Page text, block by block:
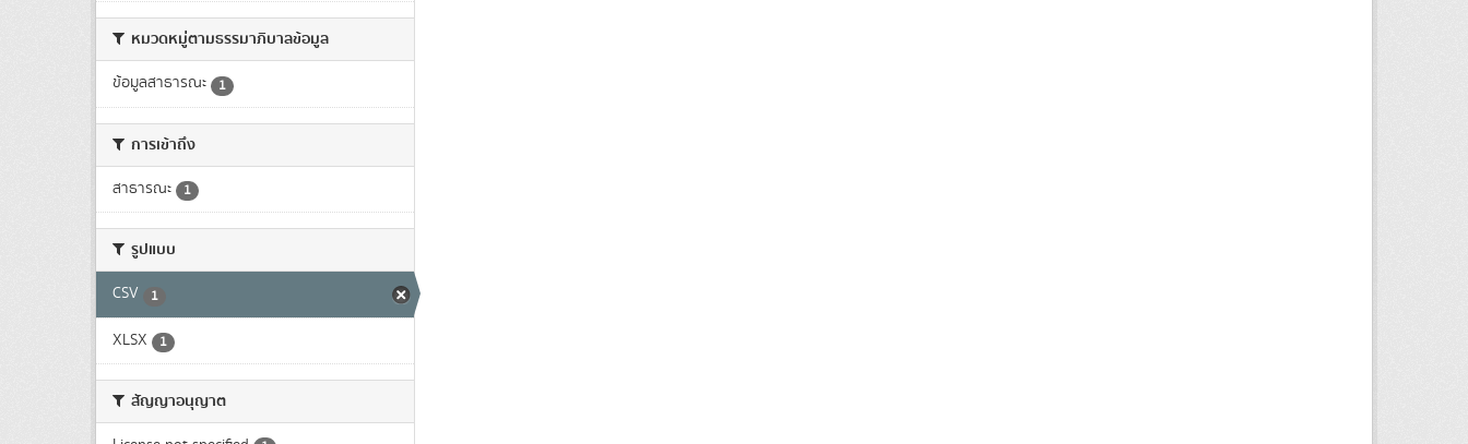
หมวดหมู่ตามธรรมาภิบาลข้อมูล
ข้อมูลสาธารณะ 1
การเข้าถึง
สาธารณะ 1
รูปแบบ
CSV 1
XLSX 1
สัญญาอนุญาต